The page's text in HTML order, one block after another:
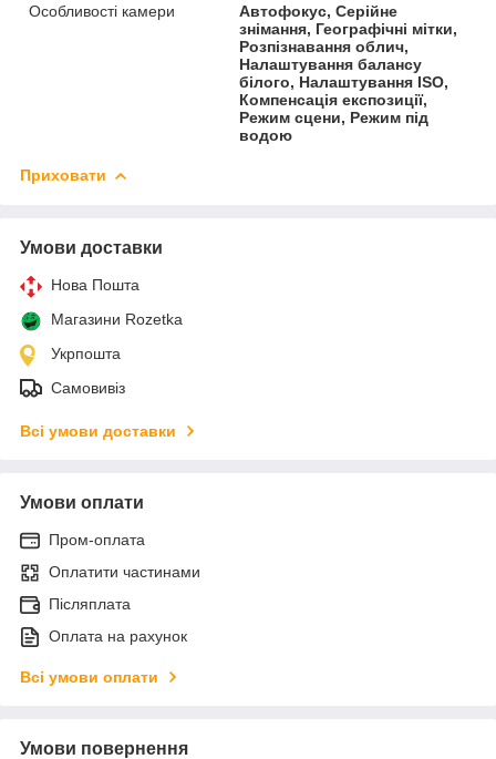
Особливості камери
Автофокус, Серійне
знімання, Географічні мітки,
Розпізнавання облич,
Налаштування балансу
білого, Налаштування ISO,
Компенсація експозиції,
Режим сцени, Режим під
водою
Приховати
Умови доставки
Нова Пошта
Магазини Rozetka
Укрпошта
Самовивіз
Всі умови доставки
Умови оплати
Пром-оплата
Оплатити частинами
Післяплата
Оплата на рахунок
Всі умови оплати
Умови повернення